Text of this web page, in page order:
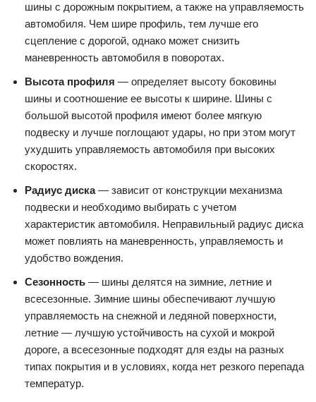
шины с дорожным покрытием, а также на управляемость
автомобиля. Чем шире профиль, тем лучше его
сцепление с дорогой, однако может снизить
маневренность автомобиля в поворотах.
Высота профиля — определяет высоту боковины
шины и соотношение ее высоты к ширине. Шины с
большой высотой профиля имеют более мягкую
подвеску и лучше поглощают удары, но при этом могут
ухудшить управляемость автомобиля при высоких
скоростях.
Радиус диска— зависит от конструкции механизма
подвески и необходимо выбирать с учетом
характеристик автомобиля. Неправильный радиус диска
может повлиять на маневренность, управляемость и
удобство вождения.
Сезонность — шины делятся на зимние, летние и
всесезонные. Зимние шины обеспечивают лучшую
управляемость на снежной и ледяной поверхности,
летние — лучшую устойчивость на сухой и мокрой
дороге, а всесезонные подходят для езды на разных
типах покрытия и в условиях, когда нет резкого перепада
температур.